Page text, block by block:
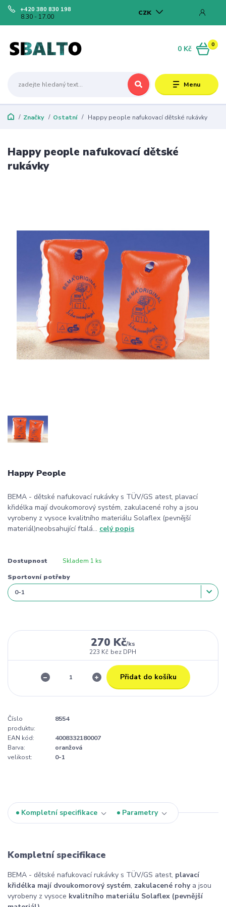
Menu
CZK
+420 380 830 198
8.30 - 17.00
0
0 Kč
Značky Ostatní Happy people nafukovací dětské rukávky
Happy people nafukovací dětské
rukávky
Happy People
BEMA - dětské nafukovací rukávky s TÜV/GS atest, plavací
křidélka mají dvoukomorový systém, zakulacené rohy a jsou
vyrobeny z vysoce kvalitního materiálu Solaflex (pevnější
materiál)neobsahující ftalá... celý popis
Dostupnost Skladem 1 ks
Sportovní potřeby
270 Kč/ks
223 Kč bez DPH
Přidat do košíku
Číslo
produktu:
8554
EAN kód:
4008332180007
Barva:
oranžová
velikost:
0-1
Kompletní specifikace Parametry
Kompletní specifikace
BEMA - dětské nafukovací rukávky s TÜV/GS atest, plavací
křidélka mají dvoukomorový systém, zakulacené rohya jsou
vyrobeny z vysoce kvalitního materiálu Solaflex (pevnější